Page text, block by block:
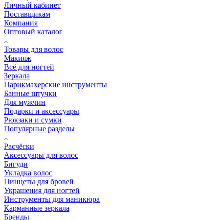
Личный кабинет
Поставщикам
Компания
Оптовый каталог
Товары для волос
Макияж
Всё для ногтей
Зеркала
Парикмахерские инструменты
Банные штучки
Для мужчин
Подарки и аксессуары
Рюкзаки и сумки
Популярные разделы
Расчёски
Аксессуары для волос
Бигуди
Укладка волос
Пинцеты для бровей
Украшения для ногтей
Инструменты для маникюра
Карманные зеркала
Бренды